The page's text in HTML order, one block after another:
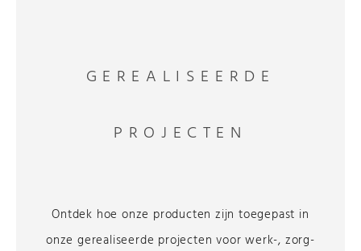
GEREALISEERDE
PROJECTEN
Ontdek hoe onze producten zijn toegepast in
onze gerealiseerde projecten voor werk-, zorg-